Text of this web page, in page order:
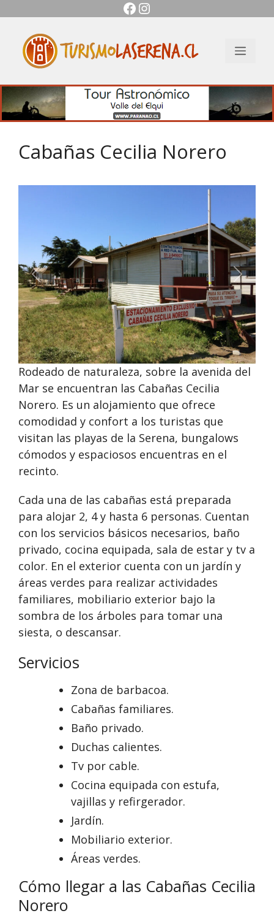
contenido
Facebook
Instagram
Menú
Cabañas Cecilia Norero
Anterior
Rodeado de naturaleza, sobre la avenida del
Mar se encuentran las Cabañas Cecilia
Norero. Es un alojamiento que ofrece
comodidad y confort a los turistas que
visitan las playas de la Serena, bungalows
cómodos y espaciosos encuentras en el
recinto.
Cada una de las cabañas está preparada
para alojar 2, 4 y hasta 6 personas. Cuentan
con los servicios básicos necesarios, baño
privado, cocina equipada, sala de estar y tv a
color. En el exterior cuenta con un jardín y
áreas verdes para realizar actividades
familiares, mobiliario exterior bajo la
sombra de los árboles para tomar una
siesta, o descansar.
Servicios
Zona de barbacoa.
Cabañas familiares.
Baño privado.
Duchas calientes.
Tv por cable.
Cocina equipada con estufa,
vajillas y refirgerador.
Jardín.
Mobiliario exterior.
Áreas verdes.
Cómo llegar a las Cabañas Cecilia
Norero